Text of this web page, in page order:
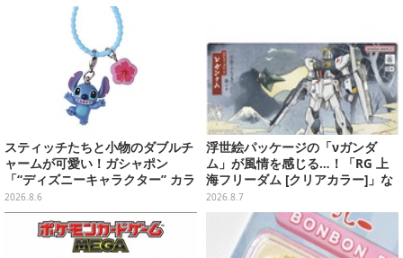
スティッチたちと小物のダブルチ
ャームが可愛い！ガシャポン
「“ディズニーキャラクター” カラ
フルマルチチャーム」が発売
2026.8.6
浮世絵パッケージの「νガンダ
ム」が風情を感じる…！「RG 上
海フリーダム [クリアカラー]」な
どガンプラ2商品が8月順次発売
2026.8.7